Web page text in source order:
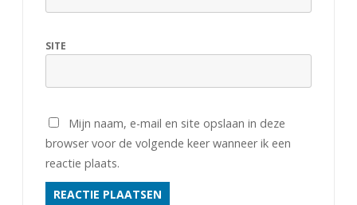
SITE
Mijn naam, e-mail en site opslaan in deze
browser voor de volgende keer wanneer ik een
reactie plaats.